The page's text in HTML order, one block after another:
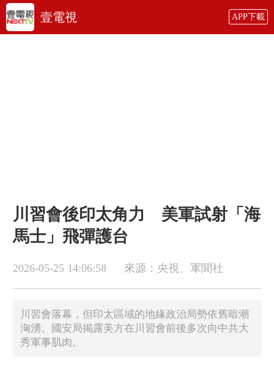
壹電視 APP下載
川習會後印太角力 美軍試射「海
馬士」飛彈護台
2026-05-25 14:06:58 來源：央視、軍聞社
川習會落幕，但印太區域的地緣政治局勢依舊暗潮
洶湧。國安局揭露美方在川習會前後多次向中共大
秀軍事肌肉。